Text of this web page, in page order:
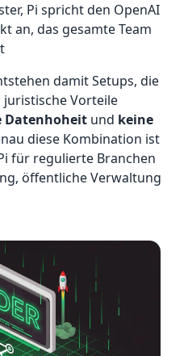
Pi spricht den OpenAI
an, das gesamte Team
damit Setups, die
Vorteile
Datenhoheit und keine
diese Kombination ist
für regulierte Branchen
öffentliche Verwaltung